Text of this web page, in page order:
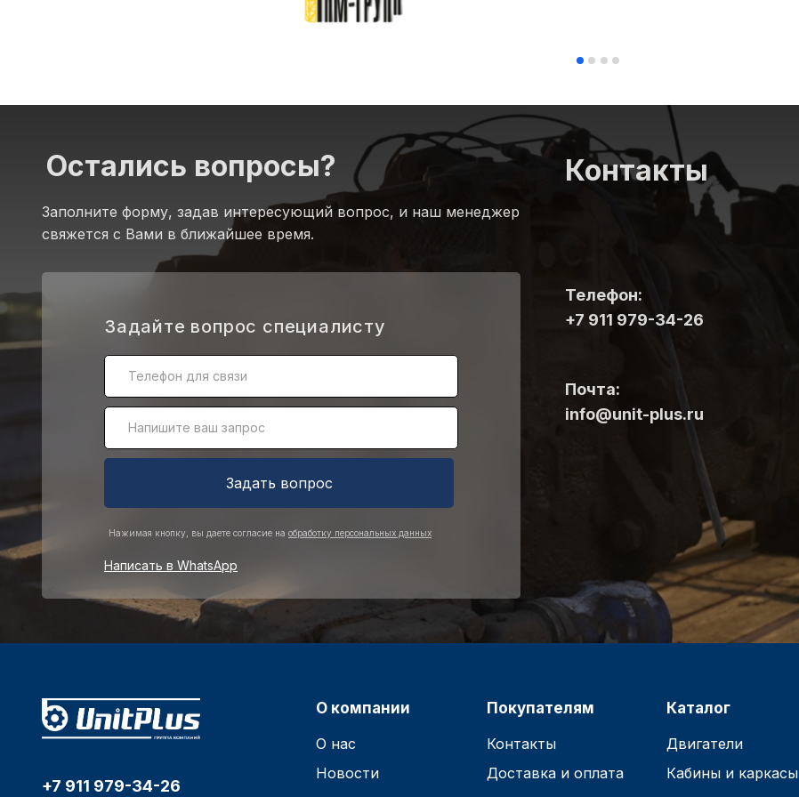
Остались вопросы?
Заполните форму, задав интересующий вопрос, и наш менеджер
свяжется с Вами в ближайшее время.
Задайте вопрос специалисту
Задать вопрос
Нажимая кнопку, вы даете согласие на обработку персональных данных
Написать в WhatsApp
Контакты
Телефон:
+7 911 979-34-26
Почта:
info@unit-plus.ru
+7 911 979-34-26
О компании
О нас
Новости
Покупателям
Контакты
Доставка и оплата
Каталог
Двигатели
Кабины и каркасы